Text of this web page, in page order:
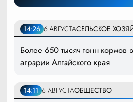
14:26 6 АВГУСТАСЕЛЬСКОЕ
Более 650 тысяч тонн кормов
аграрии Алтайского края
14:11 6 АВГУСТАОБЩЕСТВО